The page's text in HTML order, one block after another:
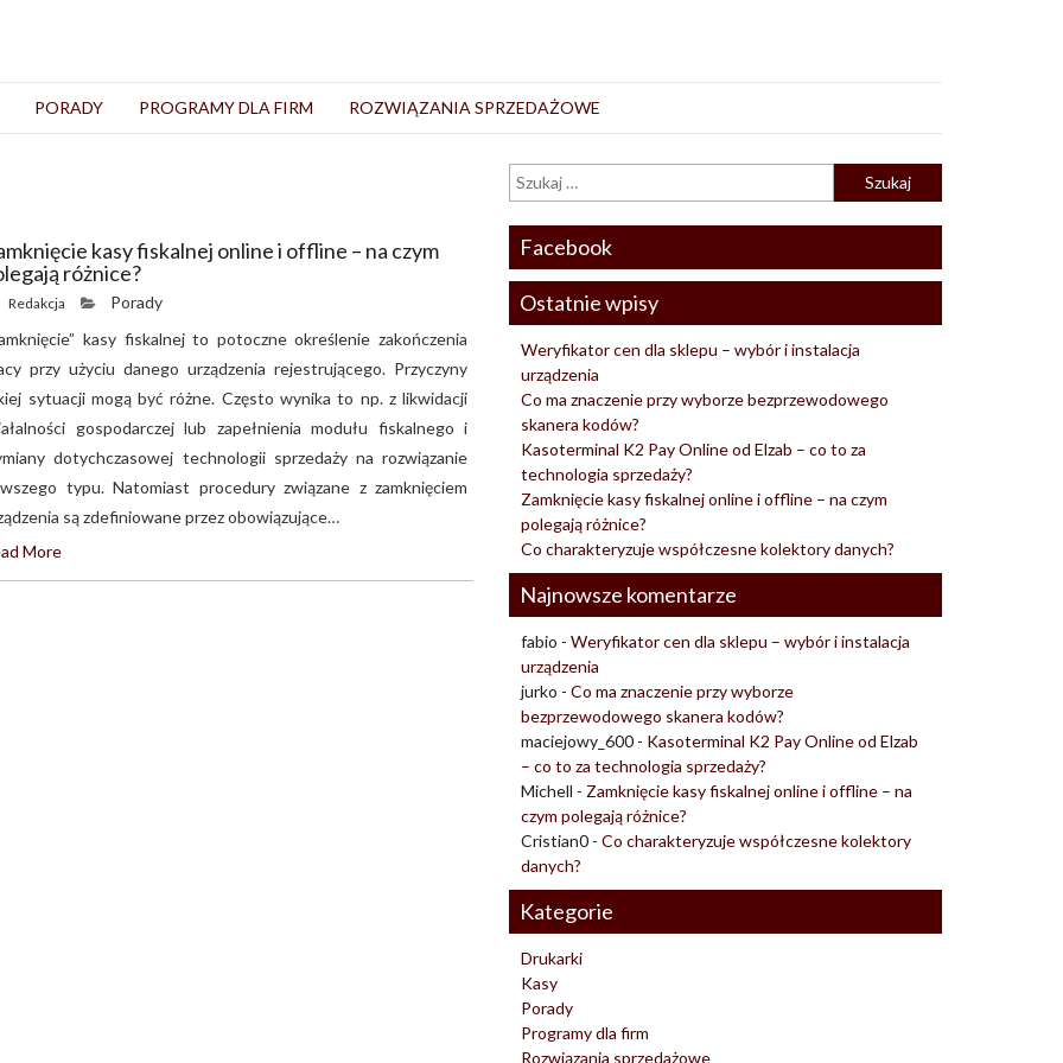
PORADY PROGRAMY DLA FIRM ROZWIĄZANIA SPRZEDAŻOWE
kasy fiskalnej online i offline – na czym
różnice?
Redakcja
Porady
kasy fiskalnej to potoczne określenie zakończenia
przy użyciu danego urządzenia rejestrującego. Przyczyny
sytuacji mogą być różne. Często wynika to np. z likwidacji
gospodarczej lub zapełnienia modułu fiskalnego i
dotychczasowej technologii sprzedaży na rozwiązanie
typu. Natomiast procedury związane z zamknięciem
są zdefiniowane przez obowiązujące…
More
Facebook
Ostatnie wpisy
Weryfikator cen dla sklepu – wybór i instalacja
urządzenia
Co ma znaczenie przy wyborze bezprzewodowego
skanera kodów?
Kasoterminal K2 Pay Online od Elzab – co to za
technologia sprzedaży?
Zamknięcie kasy fiskalnej online i offline – na czym
polegają różnice?
Co charakteryzuje współczesne kolektory danych?
Najnowsze komentarze
fabio - Weryfikator cen dla sklepu – wybór i instalacja
urządzenia
jurko - Co ma znaczenie przy wyborze
bezprzewodowego skanera kodów?
maciejowy_600 - Kasoterminal K2 Pay Online od Elzab
– co to za technologia sprzedaży?
Michell - Zamknięcie kasy fiskalnej online i offline – na
czym polegają różnice?
Cristian0 - Co charakteryzuje współczesne kolektory
danych?
Kategorie
Drukarki
Kasy
Porady
Programy dla firm
Rozwiązania sprzedażowe